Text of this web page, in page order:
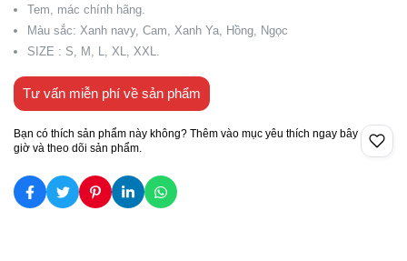
Tem, mác chính hãng.
Màu sắc: Xanh navy, Cam, Xanh Ya, Hồng, Ngọc
SIZE : S, M, L, XL, XXL.
Tư vấn miễn phí về sản phẩm
Bạn có thích sản phẩm này không? Thêm vào mục yêu thích ngay bây
giờ và theo dõi sản phẩm.